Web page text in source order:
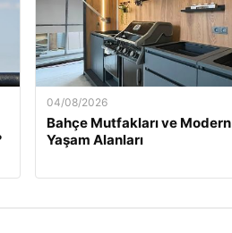
04/08/2026
Bahçe Mutfakları ve Modern
Yaşam Alanları